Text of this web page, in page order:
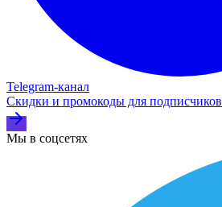
Telegram‑канал
Скидки и промокоды для подписчиков
Мы в соцсетях